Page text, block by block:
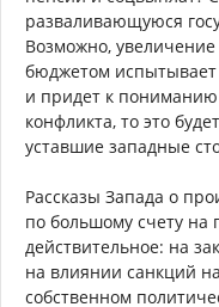
разваливающуюся
Возможно,
бюджетом испытывает
и придет к
конфликта, то это
уставшие западные
Рассказы Запада о
по большому счету на
действительное: на
на влиянии санкций
собственном